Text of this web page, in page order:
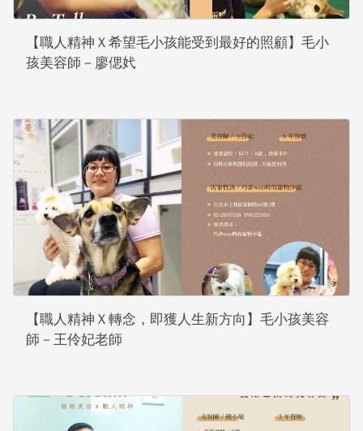
【職人精神Ｘ希望毛小孩能受到最好的照顧】毛小
孩美容師－廖偲㚤
【職人精神Ｘ轉念，即獲人生新方向】毛小孩美容
師－王伶妃老師